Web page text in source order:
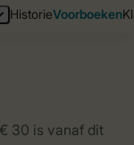
30 is vanaf dit